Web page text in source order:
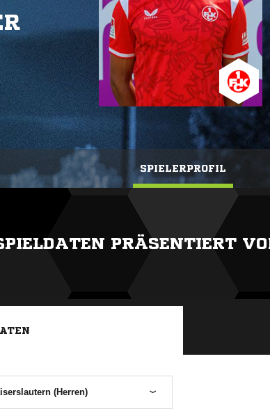
SPIELERPROFIL
PRÄSENTIERT
(Herren)